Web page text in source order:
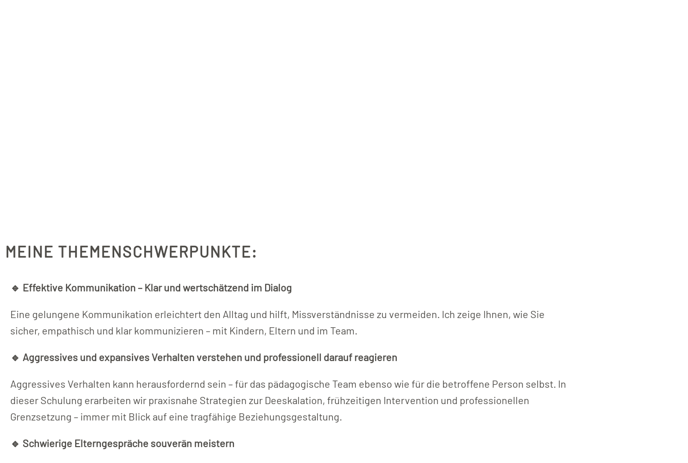
MEINE THEMENSCHWERPUNKTE:
🔹 Effektive Kommunikation – Klar und wertschätzend im Dialog
Eine gelungene Kommunikation erleichtert den Alltag und hilft, Missverständnisse zu vermeiden. Ich zeige Ihnen, wie Sie
sicher, empathisch und klar kommunizieren – mit Kindern, Eltern und im Team.
🔹 Aggressives und expansives Verhalten verstehen und professionell darauf reagieren
Aggressives Verhalten kann herausfordernd sein – für das pädagogische Team ebenso wie für die betroffene Person selbst. In
dieser Schulung erarbeiten wir praxisnahe Strategien zur Deeskalation, frühzeitigen Intervention und professionellen
Grenzsetzung – immer mit Blick auf eine tragfähige Beziehungsgestaltung.
🔹 Schwierige Elterngespräche souverän meistern